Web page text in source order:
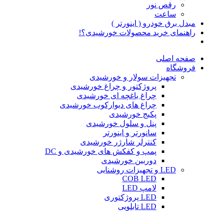
رقص نور
ساعت
مبدل برق خودرو ( اینورتر )
راهنمای خرید محصولات خورشیدی؟!
صفحه اصلی
فروشگاه
تجهیزات سولار و خورشیدی
پروژکتور و چراغ خورشیدی
چراغ باغچه ای خورشیدی
چراغ های دیوارکوب خورشیدی
پکیج خورشیدی
پنل و سلول خورشیدی
سانورتر و اینورتر
کنترلر شارژر خورشیدی
پمپ و کفکش های خورشیدی و DC
دوربین خورشیدی
LED و تجهیزات روشنایی
COB LED
لامپ LED
LED پروژکتوری
LED تابلویی